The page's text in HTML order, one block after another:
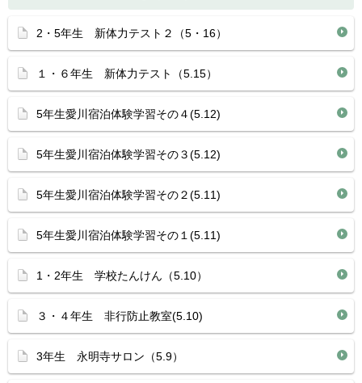
2・5年生 新体力テスト２（5・16）
１・６年生 新体力テスト（5.15）
5年生愛川宿泊体験学習その４(5.12)
5年生愛川宿泊体験学習その３(5.12)
5年生愛川宿泊体験学習その２(5.11)
5年生愛川宿泊体験学習その１(5.11)
1・2年生 学校たんけん（5.10）
３・４年生 非行防止教室(5.10)
3年生 永明寺サロン（5.9）